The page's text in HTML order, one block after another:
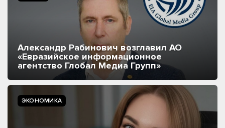
Александр Рабинович возглавил АО
«Евразийское информационное
агентство Глобал Медиа Групп»
ЭКОНОМИКА